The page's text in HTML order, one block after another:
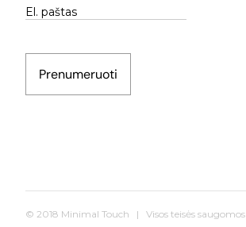
Prenumeruoti
© 2018 Minimal Touch | Visos teisės saugomos